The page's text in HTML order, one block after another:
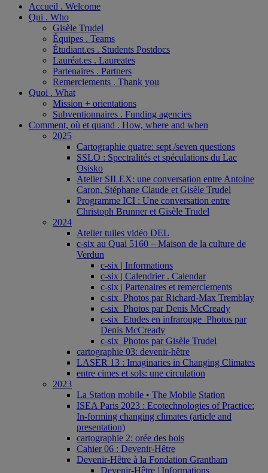
Accueil . Welcome
Qui . Who
Gisèle Trudel
Équipes . Teams
Étudiant.es . Students Postdocs
Lauréat.es . Laureates
Partenaires . Partners
Remerciements . Thank you
Quoi . What
Mission + orientations
Subventionnaires . Funding agencies
Comment, où et quand . How, where and when
2025
Cartographie quatre: sept /seven questions
SSLO : Spectralités et spéculations du Lac
Osisko
Atelier SILEX: une conversation entre Antoine
Caron, Stéphane Claude et Gisèle Trudel
Programme ICI : Une conversation entre
Christoph Brunner et Gisèle Trudel
2024
Atelier tuiles vidéo DEL
c-six au Quai 5160 – Maison de la culture de
Verdun
c-six | Informations
c-six | Calendrier . Calendar
c-six | Partenaires et remerciements
c-six_Photos par Richard-Max Tremblay
c-six_Photos par Denis McCready
c-six_Etudes en infrarouge_Photos par
Denis McCready
c-six_Photos par Gisèle Trudel
cartographie 03: devenir-hêtre
LASER 13 : Imaginaries in Changing Climates
entre cimes et sols: une circulation
2023
La Station mobile • The Mobile Station
ISEA Paris 2023 : Ecotechnologies of Practice:
In-forming changing climates (article and
presentation)
cartographie 2: orée des bois
Cahier 06 : Devenir-Hêtre
Devenir-Hêtre à la Fondation Grantham
Devenir-Hêtre | Informations